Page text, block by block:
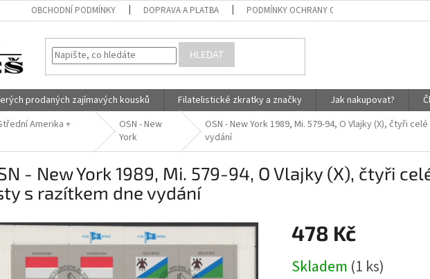
OBCHODNÍ PODMÍNKY DOPRAVA A PLATBA PODMÍNKY OCHRANY OSOBNÍCH ÚDAJŮ
HLEDAT
prodaných zajímavých kousků Filatelistické zkratky a značky Jak nakupovat?
Amerika +
OSN - New
York
OSN - New York 1989, Mi. 579-94, O Vlajky (X), čtyři
vydání
- New York 1989, Mi. 579-94, O Vlajky (X), čtyři
s razítkem dne vydání
478 Kč
cena:
Skladem (1 ks)